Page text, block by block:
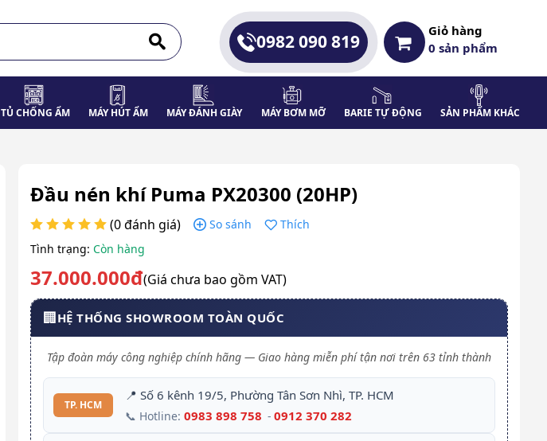
0982 090 819
Giỏ hàng
0sản phẩm
TỦ CHỐNG ẨM MÁY HÚT ẨM MÁY ĐÁNH GIÀY MÁY BƠM MỠ BARIE TỰ ĐỘNG SẢN PHẨM KHÁC
Đầu nén khí Puma PX20300 (20HP)
(0 đánh giá) So sánh
Thích
Tình trạng: Còn hàng
37.000.000đ(Giá chưa bao gồm VAT)
🏢HỆ THỐNG SHOWROOM TOÀN QUỐC
Tập đoàn máy công nghiệp chính hãng — Giao hàng miễn phí tận nơi trên 63 tỉnh thành
TP. HCM
📍 Số 6 kênh 19/5, Phường Tân Sơn Nhì, TP. HCM
📞 Hotline: 0983 898 758 - 0912 370 282